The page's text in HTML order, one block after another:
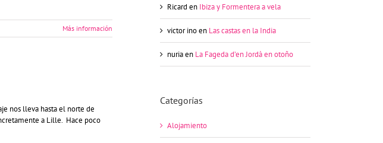
Más información
nos lleva hasta el norte de
a Lille. Hace poco
Ricard en Ibiza y Formentera a vela
victor inoen Las castas en la India
nuriaen La Fageda d’en Jordà en otoño
Categorías
Alojamiento